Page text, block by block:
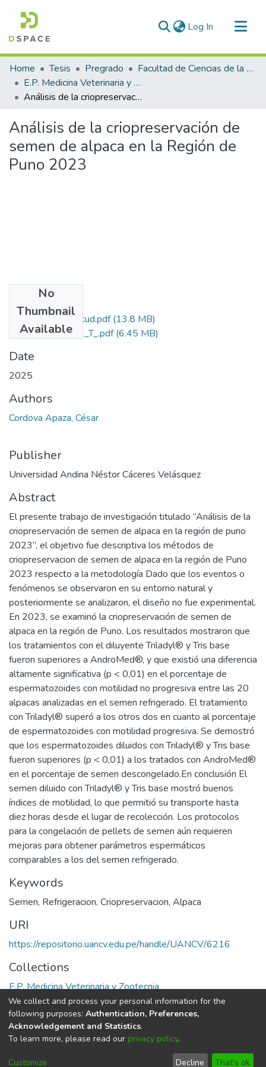
Log In (current)
Communities & Collections
All of DSpace
Statistics
Home Tesis Pregrado
Facultad de Ciencias de la Salud
E.P. Medicina Veterinaria y Zootecnia
Análisis de la criopreservación de semen de alpaca en la Región de Puno 2023
Análisis de la criopreservación de
semen de alpaca en la Región de
Puno 2023
No
Thumbnail
Available
Grado de Similitud.pdf(13.8 MB)
T036_71262202_T_.pdf(6.45 MB)
Date
2025
Authors
Cordova Apaza, César
Publisher
Universidad Andina Néstor Cáceres Velásquez
Abstract
El presente trabajo de investigación titulado “Análisis de la
criopreservación de semen de alpaca en la región de puno
2023”, el objetivo fue descriptiva los métodos de
criopreservacion de semen de alpaca en la región de Puno
2023 respecto a la metodología Dado que los eventos o
fenómenos se observaron en su entorno natural y
posteriormente se analizaron, el diseño no fue experimental.
En 2023, se examinó la criopreservación de semen de
alpaca en la región de Puno. Los resultados mostraron que
los tratamientos con el diluyente Triladyl® y Tris base
fueron superiores a AndroMed®, y que existió una diferencia
altamente significativa (p < 0,01) en el porcentaje de
espermatozoides con motilidad no progresiva entre las 20
alpacas analizadas en el semen refrigerado. El tratamiento
con Triladyl® superó a los otros dos en cuanto al porcentaje
de espermatozoides con motilidad progresiva. Se demostró
que los espermatozoides diluidos con Triladyl® y Tris base
fueron superiores (p < 0,01) a los tratados con AndroMed®
en el porcentaje de semen descongelado.En conclusión El
semen diluido con Triladyl® y Tris base mostró buenos
índices de motilidad, lo que permitió su transporte hasta
diez horas desde el lugar de recolección. Los protocolos
para la congelación de pellets de semen aún requieren
mejoras para obtener parámetros espermáticos
comparables a los del semen refrigerado.
Keywords
Semen, Refrigeracion, Criopreservacion, Alpaca
URI
https://repositorio.uancv.edu.pe/handle/UANCV/6216
Collections
E.P. Medicina Veterinaria y Zootecnia
Full item page
DSpace softwarecopyright © 2002-2026
Cookie
End User
Send
We collect and process your personal information for the
following purposes: Authentication, Preferences,
Acknowledgement and Statistics.
To learn more, please read our privacy policy.
Customize Decline That's ok